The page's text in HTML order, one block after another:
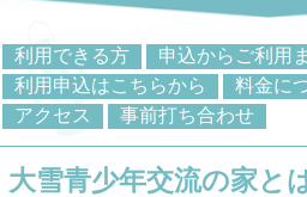
利用できる方
申込からご利用
利用申込はこちらから
料金に
アクセス
事前打ち合わせ
大雪青少年交流の家と